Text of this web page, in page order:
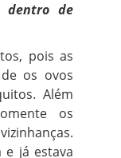
dentro de
pois as
os ovos
Além
os
e já estava